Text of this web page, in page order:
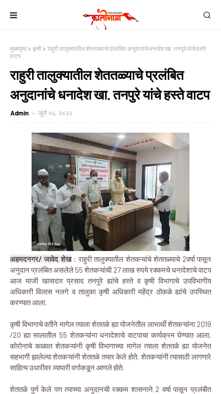
मुख्यपृष्ठ कृषी
राहुरी तालुक्यातील शेततळ्याचे प्रलंबित अनुदानांचे धनादेश खा. तनपुरे यांचे हस्ते
वाटप
राहुरी तालुक्यातील शेततळ्याचे प्रलंबित
अनुदानांचे धनादेश खा. तनपुरे यांचे हस्ते वाटप
Admin जुलै ०६, २०२२
अहमदनगर/ जावेद शेख: राहुरी तालुक्यातील शेतकऱ्यांचे शेततळ्याचे 2वर्षा पासून
अनुदान प्रलंबित असलेले 55 शेतकऱ्यांची 27 लाख रुपये रक्कमचे धनादेशाचे वाटप
आज माजी खासदार प्रसाद तनपुरे ह्यांचे हस्ते व कृषी विभागाचे उपविभागीय
अधिकारी विलास नलगे व तालुका कृषी अधिकारी महेंद्र ठोकळे ह्यांचे उपस्थित
करण्यात आला.
कृषी विभागाचे वतीने मागेल त्याला शेततळे ह्या योजनेतील लाभार्थी शेतकऱ्यांना 2019
/20 ह्या सालातील 55 शेतकऱ्यांना धनादेशाचे वाटपाचा कार्यक्रम घेण्यात आला.
कोरोनाचे काळात शेतकऱ्यांनी कृषी विभागाच्या मागेल त्याला शेततळे ह्या योजनेत
सहभागी झालेल्या शेतकऱ्यांनी शेततळे तयार केले होते. शेतकऱ्यांनी त्यासाठी लागणारे
साहित्य उधारीवर व्यापारी वर्गाकडून आणले होते.
शेततळे पुर्ण केले पण त्याच्या अनुदानची रक्कम शासनाने 2 वर्षा पासून प्रलंबीत